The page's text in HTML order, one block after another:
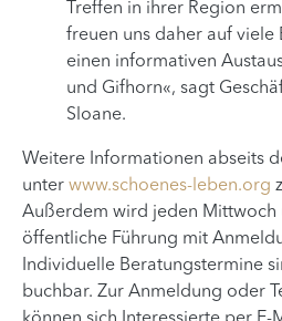
Treffen in ihrer Region
freuen uns daher auf viele
einen informativen
und Gifhorn«, sagt
Sloane.
Weitere Informationen abseits
unter www.schoenes-leben.org
Außerdem wird jeden Mittwoch
öffentliche Führung mit
Individuelle Beratungstermine
buchbar. Zur Anmeldung oder